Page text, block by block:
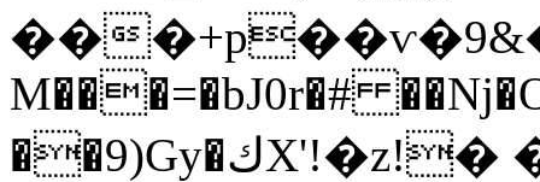
��
M���=�bJ0r�#
��9)Gy�كX'!�z!� �*�Ws��b�/